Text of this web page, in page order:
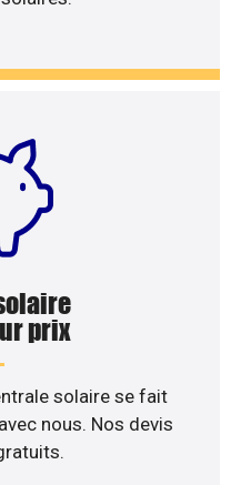
prix
solaire se fait
nous. Nos devis